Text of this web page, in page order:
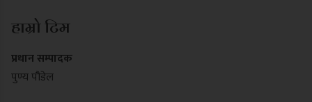
हाम्रो टिम
प्रधान सम्पादक
पुण्य पौडेल